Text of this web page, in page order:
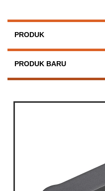
PRODUK
PRODUK BARU